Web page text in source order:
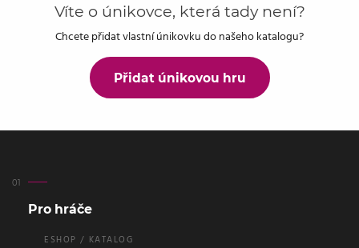
Víte o únikovce, která tady není?
Chcete přidat vlastní únikovku do našeho katalogu?
Přidat únikovou hru
Pro hráče
ESHOP / KATALOG